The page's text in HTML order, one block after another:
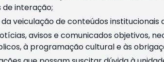
de interação;
veiculação de conteúdos
avisos e comunicados objetivos,
à programação cultural e às